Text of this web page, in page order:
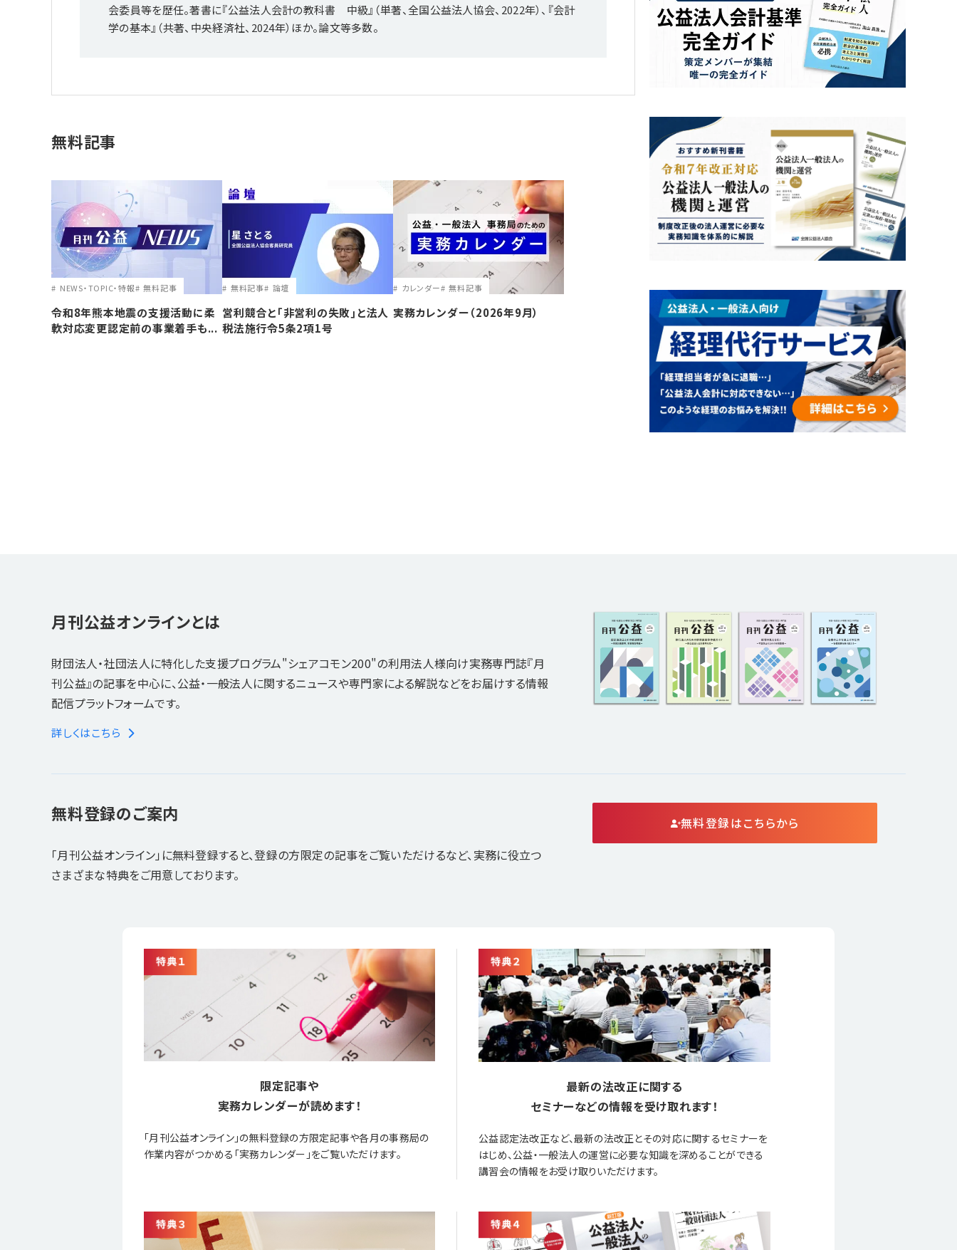
会委員等を歴任。著書に『公益法人会計の教科書 中級』（単著、全国公益法人協会、2022年）、『会計
学の基本』（共著、中央経済社、2024年）ほか。論文等多数。
無料記事
NEWS・TOPIC・特報 無料記事
令和8年熊本地震の支援活動に柔
軟対応変更認定前の事業着手も...
無料記事 論壇
営利競合と｢非営利の失敗｣と法人
税法施行令5条2項1号
カレンダー 無料記事
実務カレンダー（2026年9月）
月刊公益オンラインとは
財団法人・社団法人に特化した支援プログラム"シェアコモン200"の利用法人様向け実務専門誌『月
刊公益』の記事を中心に、公益・一般法人に関するニュースや専門家による解説などをお届けする情報
配信プラットフォームです。
詳しくはこちら
無料登録のご案内
「月刊公益オンライン」に無料登録すると、登録の方限定の記事をご覧いただけるなど、実務に役立つ
さまざまな特典をご用意しております。
無料登録はこちらから
限定記事や
実務カレンダーが読めます！
「月刊公益オンライン」の無料登録の方限定記事や各月の事務局の
作業内容がつかめる「実務カレンダー」をご覧いただけます。
最新の法改正に関する
セミナーなどの情報を受け取れます！
公益認定法改正など、最新の法改正とその対応に関するセミナーを
はじめ、公益・一般法人の運営に必要な知識を深めることができる
講習会の情報をお受け取りいただけます。